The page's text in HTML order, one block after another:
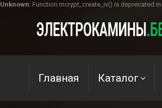
Unknown: Function mcrypt_create_iv() is deprecated in
Главная Каталог